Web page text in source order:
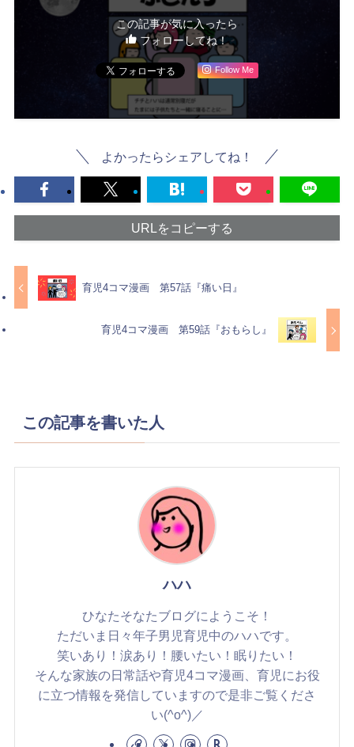
この記事が気に入ったら
フォローしてね！
Follow Me
よかったらシェアしてね！
URLをコピーする
育児4コマ漫画 第57話『痛い日』
育児4コマ漫画 第59話『おもらし』
この記事を書いた人
ハハ
ひなたそなたブログにようこそ！
ただいま日々年子男児育児中のハハです。
笑いあり！涙あり！腰いたい！眠りたい！
そんな家族の日常話や育児4コマ漫画、育児にお役
に立つ情報を発信していますので是非ご覧くださ
い(^o^)／